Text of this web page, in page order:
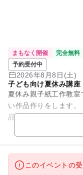
まもなく開催
完全無料
予約受付中
2026年8月8日(土)
子ども向け夏休み講
夏休み親子紙工作教
い作品作りをします
品募集を書きます。
ーセミナー「夢の設
このイベントの